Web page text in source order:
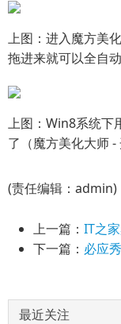
上图：进入魔方美
拖进来就可以全自
上图：Win8系统下
了（魔方美化大师 -
(责任编辑：admin)
上一篇： IT之
下一篇： 必应
最近关注